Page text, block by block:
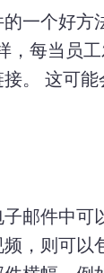
一个好方
in a new
，每当员
。 这可能
邮件中可
，则可以